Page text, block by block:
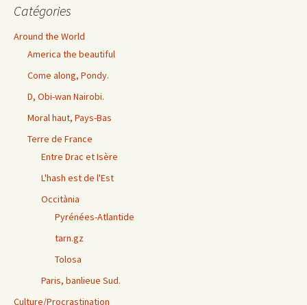
Catégories
Around the World
America the beautiful
Come along, Pondy.
D, Obi-wan Nairobi.
Moral haut, Pays-Bas
Terre de France
Entre Drac et Isère
L'hash est de l'Est
Occitània
Pyrénées-Atlantide
tarn.gz
Tolosa
Paris, banlieue Sud.
Culture/Procrastination